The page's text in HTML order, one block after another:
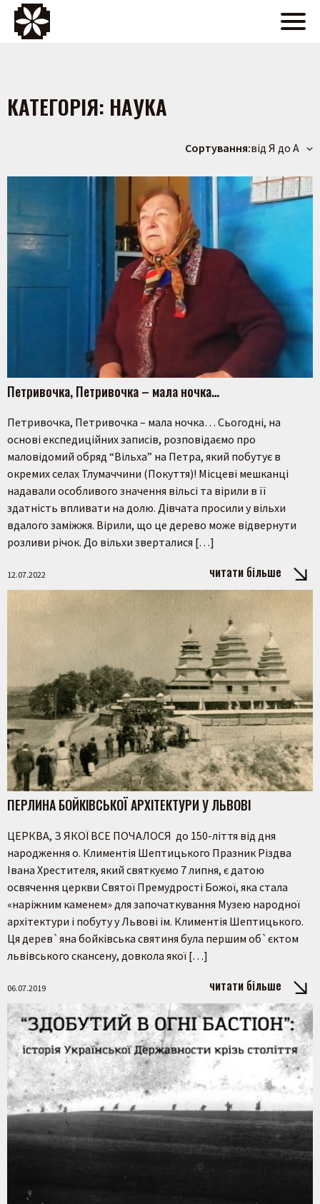
КАТЕГОРІЯ: НАУКА
Сортування:від Я до А
Петривочка, Петривочка – мала ночка…
Петривочка, Петривочка – мала ночка… Сьогодні, на
основі експедиційних записів, розповідаємо про
маловідомий обряд “Вільха” на Петра, який побутує в
окремих селах Тлумаччини (Покуття)! Місцеві мешканці
надавали особливого значення вільсі та вірили в її
здатність впливати на долю. Дівчата просили у вільхи
вдалого заміжжя. Вірили, що це дерево може відвернути
розливи річок. До вільхи зверталися […]
12.07.2022 читати більше
ПЕРЛИНА БОЙКІВСЬКОЇ АРХІТЕКТУРИ У ЛЬВОВІ
ЦЕРКВА, З ЯКОЇ ВСЕ ПОЧАЛОСЯ до 150-ліття від дня
народження о. Климентія Шептицького Празник Різдва
Івана Хрестителя, який святкуємо 7 липня, є датою
освячення церкви Святої Премудрості Божої, яка стала
«наріжним каменем» для започаткування Музею народної
архітектури і побуту у Львові ім. Климентія Шептицького.
Ця дерев`яна бойківська святиня була першим об`єктом
львівського скансену, довкола якої […]
06.07.2019 читати більше